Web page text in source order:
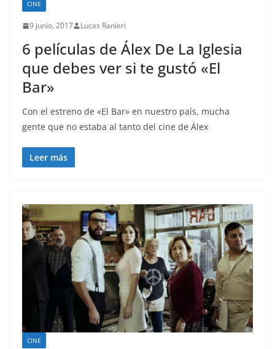
CINE
9 junio, 2017 Lucas Ranieri
6 películas de Álex De La Iglesia
que debes ver si te gustó «El
Bar»
Con el estreno de «El Bar» en nuestro país, mucha
gente que no estaba al tanto del cine de Álex
Leer más
CINE